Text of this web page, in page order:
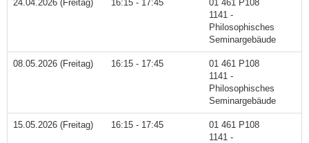
24.04.2026 (Freitag) 16:15 - 17:45
01 461 P108
1141 -
Philosophisches
Seminargebäude
08.05.2026 (Freitag) 16:15 - 17:45
01 461 P108
1141 -
Philosophisches
Seminargebäude
15.05.2026 (Freitag) 16:15 - 17:45
01 461 P108
1141 -